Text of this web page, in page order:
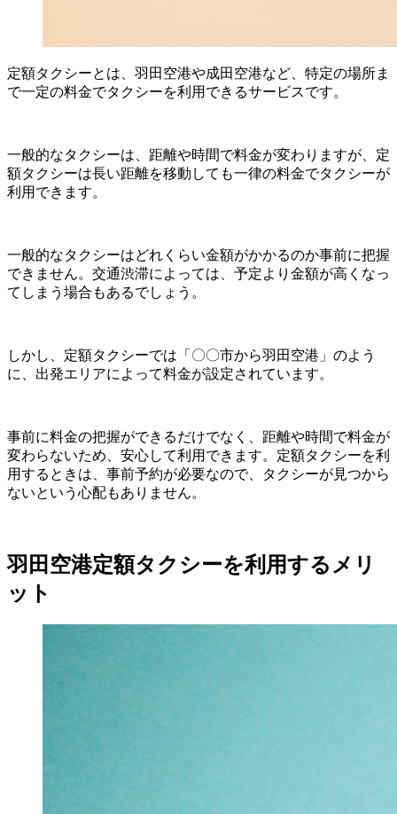
定額タクシーとは、羽田空港や成田空港など、特定の場所ま
で一定の料金でタクシーを利用できるサービスです。
一般的なタクシーは、距離や時間で料金が変わりますが、定
額タクシーは長い距離を移動しても一律の料金でタクシーが
利用できます。
一般的なタクシーはどれくらい金額がかかるのか事前に把握
できません。交通渋滞によっては、予定より金額が高くなっ
てしまう場合もあるでしょう。
しかし、定額タクシーでは「〇〇市から羽田空港」のよう
に、出発エリアによって料金が設定されています。
事前に料金の把握ができるだけでなく、距離や時間で料金が
変わらないため、安心して利用できます。定額タクシーを利
用するときは、事前予約が必要なので、タクシーが見つから
ないという心配もありません。
羽田空港定額タクシーを利用するメリ
ット